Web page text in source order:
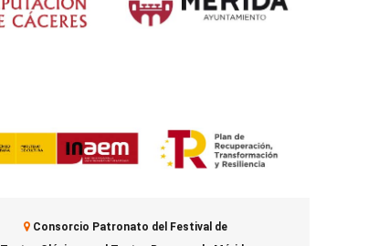
Consorcio Patronato del Festival de